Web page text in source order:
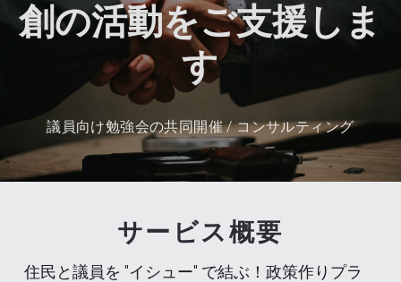
創の活動をご支援しま
す
議員向け勉強会の共同開催 / コンサルティング
サービス概要
住民と議員を "イシュー" で結ぶ！政策作りプラ